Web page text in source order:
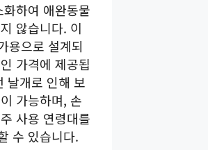
하여 애완동물
않습니다. 이
용으로 설계되
가격에 제공됩
날개로 인해 보
가능하며, 손
사용 연령대를
수 있습니다.